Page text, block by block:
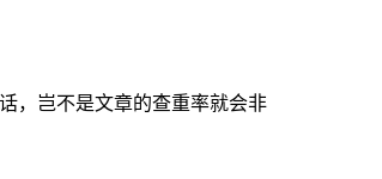
，岂不是文章的查重率就会非